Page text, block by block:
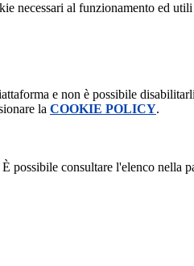
necessari al funzionamento ed
e non è possibile
la COOKIE POLICY.
possibile consultare l'elenco nella